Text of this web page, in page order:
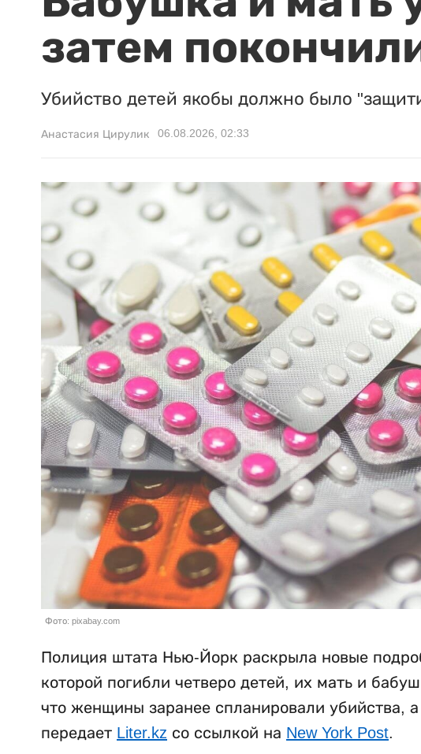
затем
Убийство детей якобы должно было
Анастасия Цирулик 06.08.2026, 02:33
Фото: pixabay.com
Полиция штата Нью-Йорк раскрыла новые
которой погибли четверо детей, их мать и
что женщины заранее спланировали убийства,
передает Liter.kz со ссылкой на New York Post.